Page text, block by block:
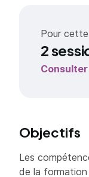
Pour
2
Consulter
Objectifs
Les
de la formation